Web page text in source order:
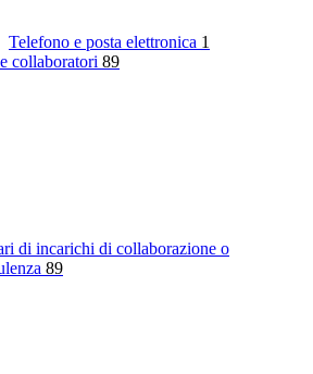
Telefono e posta elettronica 1
collaboratori 89
di incarichi di collaborazione o
89